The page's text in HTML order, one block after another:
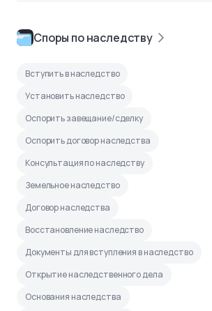
Споры по наследству
Вступить в наследство
Установить наследство
Оспорить завещание/сделку
Оспорить договор наследства
Консультация по наследству
Земельное наследство
Договор наследства
Восстановление наследство
Документы для вступления в наследство
Открытие наследственного дела
Основания наследства